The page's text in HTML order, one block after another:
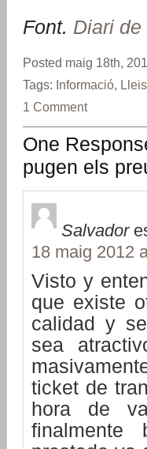
Font. Diari de
Posted maig 18th,
Tags: Informació,
1 Comment
One
pugen els
Salvador
18 maig 2012
Visto y
que existe
calidad y
sea
ticket de
hora de